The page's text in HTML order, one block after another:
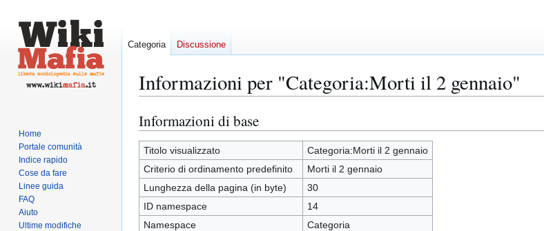
Informazioni per "Categoria:Morti il 2 gennaio"
Vai
alla
navigazione
Vai
alla
ricerca
Informazioni di base
Titolo visualizzato
Categoria:Morti il 2 gennaio
Criterio di ordinamento predefinito
Morti il 2 gennaio
Lunghezza della pagina (in byte)
30
ID namespace
14
Namespace
Categoria
Categoria Discussione
Home
Portale comunità
Indice rapido
Cose da fare
Linee guida
FAQ
Aiuto
Ultime modifiche